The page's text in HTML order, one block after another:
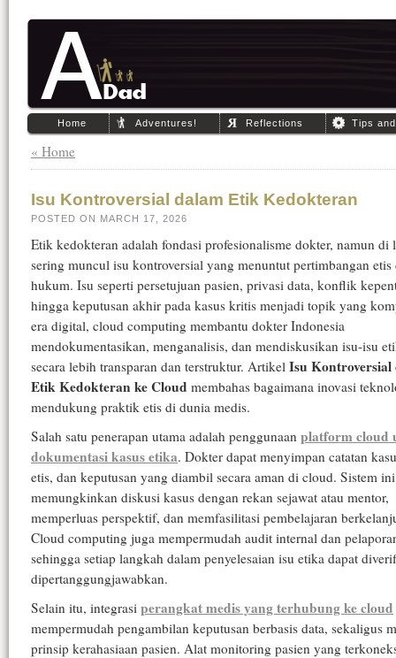
Home Adventures! Reflections Tips
« Home
Isu Kontroversial dalam Etik Kedokteran
POSTED ON MARCH 17, 2026
Etik kedokteran adalah fondasi profesionalisme dokter, namun di
sering muncul isu kontroversial yang menuntut pertimbangan etis
hukum. Isu seperti persetujuan pasien, privasi data, konflik
hingga keputusan akhir pada kasus kritis menjadi topik yang
era digital, cloud computing membantu dokter Indonesia
mendokumentasikan, menganalisis, dan mendiskusikan isu-isu
secara lebih transparan dan terstruktur. Artikel Isu Kontroversial
Etik Kedokteran ke Cloud membahas bagaimana inovasi
mendukung praktik etis di dunia medis.
Salah satu penerapan utama adalah penggunaan platform cloud
dokumentasi kasus etika. Dokter dapat menyimpan catatan
etis, dan keputusan yang diambil secara aman di cloud. Sistem ini
memungkinkan diskusi kasus dengan rekan sejawat atau mentor,
memperluas perspektif, dan memfasilitasi pembelajaran
Cloud computing juga mempermudah audit internal dan
sehingga setiap langkah dalam penyelesaian isu etika dapat
dipertanggungjawabkan.
Selain itu, integrasi perangkat medis yang terhubung ke cloud
mempermudah pengambilan keputusan berbasis data, sekaligus
prinsip kerahasiaan pasien. Alat monitoring pasien yang